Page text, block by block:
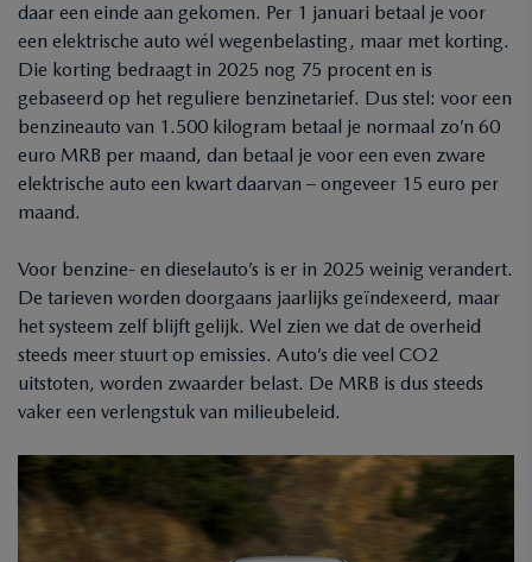
daar een einde aan gekomen. Per 1 januari betaal je voor
een elektrische auto wél wegenbelasting, maar met korting.
Die korting bedraagt in 2025 nog 75 procent en is
gebaseerd op het reguliere benzinetarief. Dus stel: voor een
benzineauto van 1.500 kilogram betaal je normaal zo’n 60
euro MRB per maand, dan betaal je voor een even zware
elektrische auto een kwart daarvan – ongeveer 15 euro per
maand.
Voor benzine- en dieselauto’s is er in 2025 weinig verandert.
De tarieven worden doorgaans jaarlijks geïndexeerd, maar
het systeem zelf blijft gelijk. Wel zien we dat de overheid
steeds meer stuurt op emissies. Auto’s die veel CO2
uitstoten, worden zwaarder belast. De MRB is dus steeds
vaker een verlengstuk van milieubeleid.